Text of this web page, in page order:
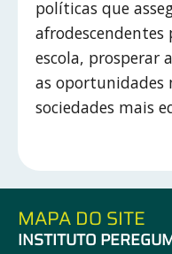
políticas que
afrodescendentes
escola, prosperar
as oportunidades
sociedades mais
MAPA DO SITE
INSTITUTO